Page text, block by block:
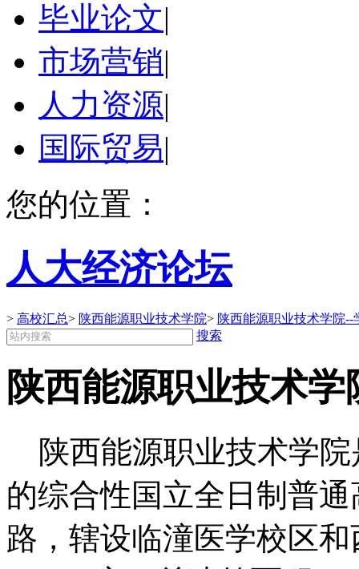
毕业论文|
市场营销|
人力资源|
国际贸易|
您的位置：
人大经济论坛
> 高校汇总> 陕西能源职业技术学院> 陕西能源职业技术学院--
搜索
陕西能源职业技术
陕西能源职业技术学院
的综合性国立全日制普
路，辖设临潼医学校区